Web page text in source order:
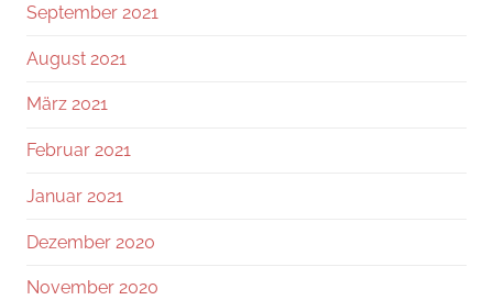
September 2021
August 2021
März 2021
Februar 2021
Januar 2021
Dezember 2020
November 2020